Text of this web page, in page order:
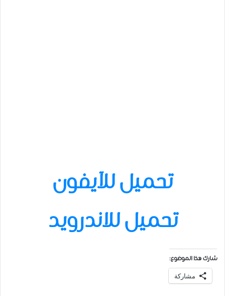
تحميل للآيفون
تحميل للاندرويد
شارك هذا الموضوع:
مشاركة